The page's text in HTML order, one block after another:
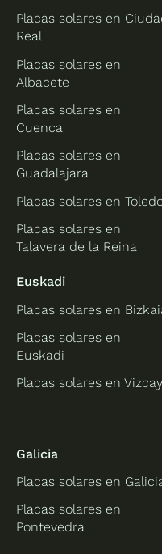
Placas solares en
Real
Placas solares en
Albacete
Placas solares en
Cuenca
Placas solares en
Guadalajara
Placas solares en
Placas solares en
Talavera de la Reina
Euskadi
Placas solares en
Placas solares en
Euskadi
Placas solares en
Galicia
Placas solares en
Placas solares en
Pontevedra